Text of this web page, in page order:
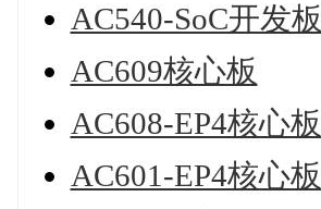
AC540-SoC开发板
AC609核心板
AC608-EP4核心板
AC601-EP4核心板